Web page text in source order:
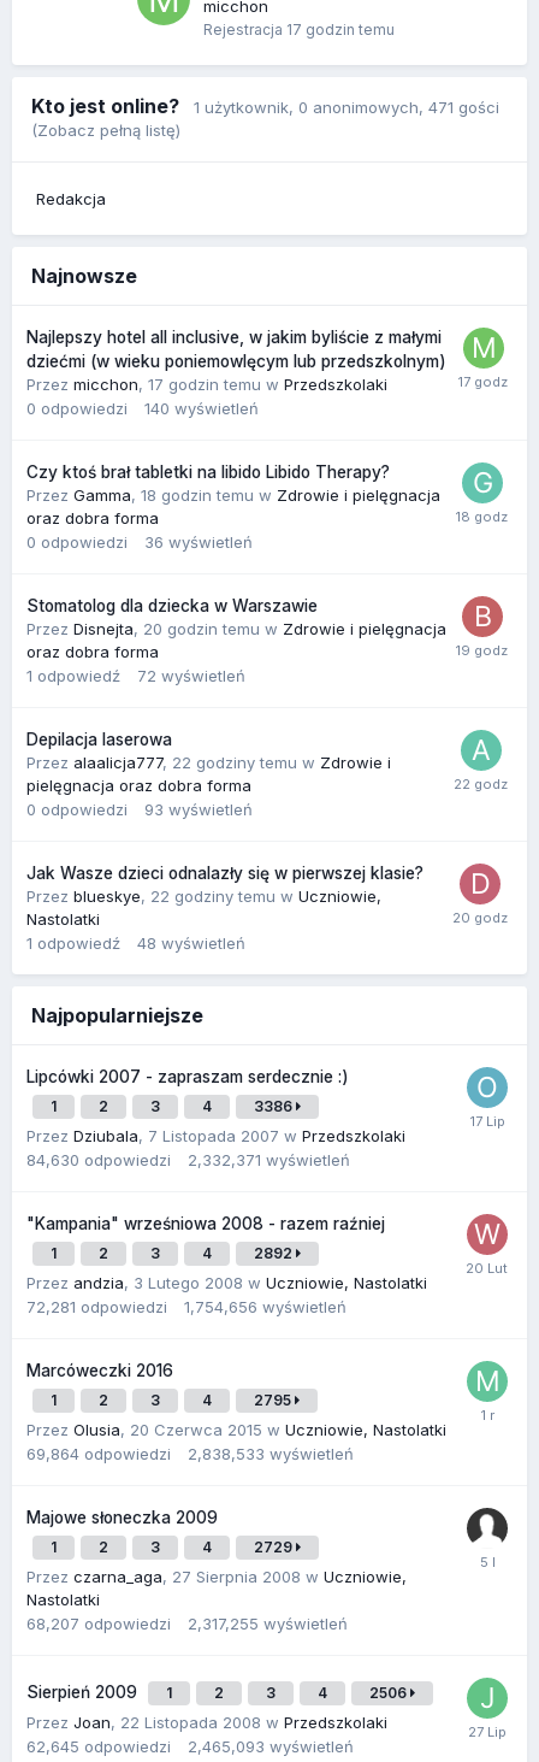
micchon
Rejestracja 17 godzin temu
Kto jest online? 1 użytkownik, 0 anonimowych, 471 gości
(Zobacz pełną listę)
Redakcja
Najnowsze
Najlepszy hotel all inclusive, w jakim byliście z małymi
dziećmi (w wieku poniemowlęcym lub przedszkolnym)
Przez micchon, 17 godzin temu w Przedszkolaki
0 odpowiedzi 140 wyświetleń
Czy ktoś brał tabletki na libido Libido Therapy?
Przez Gamma, 18 godzin temu w Zdrowie i pielęgnacja
oraz dobra forma
0 odpowiedzi 36 wyświetleń
Stomatolog dla dziecka w Warszawie
Przez Disnejta, 20 godzin temu w Zdrowie i pielęgnacja
oraz dobra forma
1 odpowiedź 72 wyświetleń
Depilacja laserowa
Przez alaalicja777, 22 godziny temu w Zdrowie i
pielęgnacja oraz dobra forma
0 odpowiedzi 93 wyświetleń
Jak Wasze dzieci odnalazły się w pierwszej klasie?
Przez blueskye, 22 godziny temu w Uczniowie,
Nastolatki
1 odpowiedź 48 wyświetleń
Najpopularniejsze
Lipcówki 2007 - zapraszam serdecznie :)
1 2 3 4 3386
Przez Dziubala, 7 Listopada 2007 w Przedszkolaki
84,630 odpowiedzi 2,332,371 wyświetleń
"Kampania" wrześniowa 2008 - razem raźniej
1 2 3 4 2892
Przez andzia, 3 Lutego 2008 w Uczniowie, Nastolatki
72,281 odpowiedzi 1,754,656 wyświetleń
Marcóweczki 2016
1 2 3 4 2795
Przez Olusia, 20 Czerwca 2015 w Uczniowie, Nastolatki
69,864 odpowiedzi 2,838,533 wyświetleń
Majowe słoneczka 2009
1 2 3 4 2729
Przez czarna_aga, 27 Sierpnia 2008 w Uczniowie,
Nastolatki
68,207 odpowiedzi 2,317,255 wyświetleń
Sierpień 2009 1 2 3 4 2506
Przez Joan, 22 Listopada 2008 w Przedszkolaki
62,645 odpowiedzi 2,465,093 wyświetleń